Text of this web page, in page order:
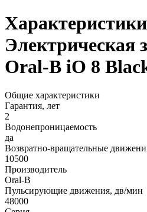
Характеристики
Электрическая
Oral-B iO 8
Общие характеристики
Гарантия, лет
2
Водонепроницаемость
да
Возвратно-вращательные
10500
Производитель
Oral-B
Пульсирующие движения, дв/мин
48000